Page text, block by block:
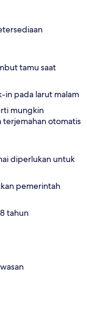
tamu saat
in pada larut malam
mungkin
otomatis
diperlukan untuk
pemerintah
tahun